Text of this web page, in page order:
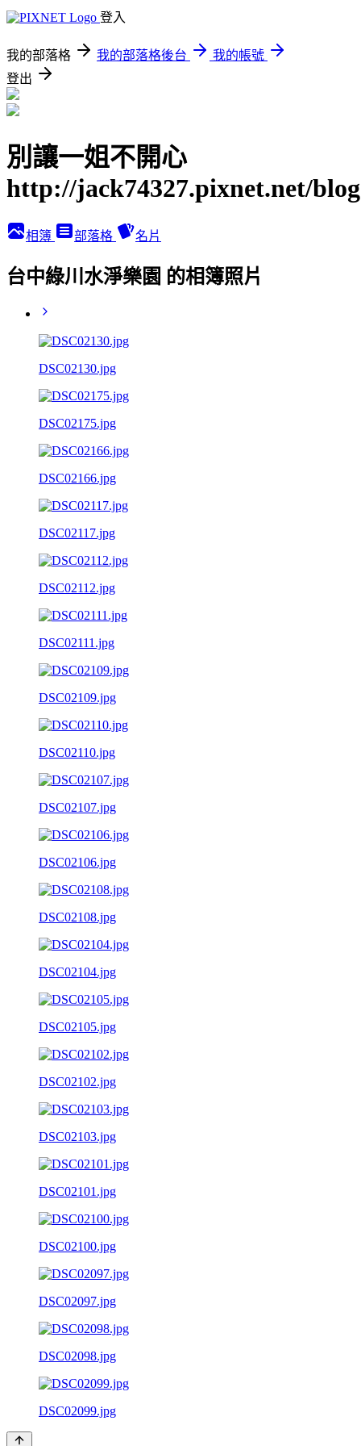
登入
我的部落格 我的部落格後台
我的帳號
登出
別讓一姐不開心
http://jack74327.pixnet.net/blog
相簿 部落格 名片
台中綠川水淨樂園 的相簿照片
DSC02130.jpg
DSC02175.jpg
DSC02166.jpg
DSC02117.jpg
DSC02112.jpg
DSC02111.jpg
DSC02109.jpg
DSC02110.jpg
DSC02107.jpg
DSC02106.jpg
DSC02108.jpg
DSC02104.jpg
DSC02105.jpg
DSC02102.jpg
DSC02103.jpg
DSC02101.jpg
DSC02100.jpg
DSC02097.jpg
DSC02098.jpg
DSC02099.jpg